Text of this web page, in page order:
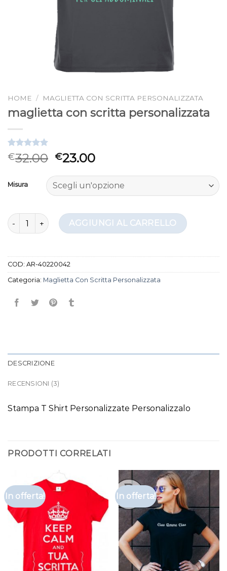
HOME / MAGLIETTA CON SCRITTA PERSONALIZZATA
maglietta con scritta personalizzata
Valutato
5.00su 5
3
€32.00 €23.00
Misura
maglietta con scritta personalizzata quantità
AGGIUNGI AL CARRELLO
COD: AR-40220042
Categoria: Maglietta Con Scritta Personalizzata
DESCRIZIONE
RECENSIONI (3)
Stampa T Shirt Personalizzate Personalizzalo
PRODOTTI CORRELATI
In offerta! In offerta!